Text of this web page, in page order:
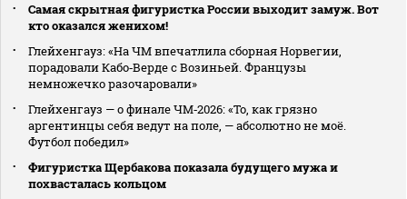
Самая скрытная фигуристка России выходит замуж. Вот
кто оказался женихом!
Глейхенгауз: «На ЧМ впечатлила сборная Норвегии,
порадовали Кабо‑Верде с Возиньей. Французы
немножечко разочаровали»
Глейхенгауз — о финале ЧМ‑2026: «То, как грязно
аргентинцы себя ведут на поле, — абсолютно не моё.
Футбол победил»
Фигуристка Щербакова показала будущего мужа и
похвасталась кольцом